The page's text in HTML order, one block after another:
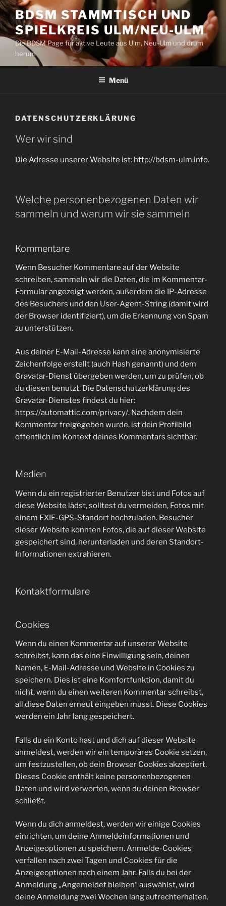
Zum
Inhalt
springen
BDSM STAMMTISCH UND
SPIELKREIS ULM/NEU-ULM
Die BDSM Page für aktive Leute aus Ulm, Neu-Ulm und drum
herum
Menü
DATENSCHUTZERKLÄRUNG
Wer wir sind
Die Adresse unserer Website ist: http://bdsm-ulm.info.
Welche personenbezogenen Daten wir
sammeln und warum wir sie sammeln
Kommentare
Wenn Besucher Kommentare auf der Website
schreiben, sammeln wir die Daten, die im Kommentar-
Formular angezeigt werden, außerdem die IP-Adresse
des Besuchers und den User-Agent-String (damit wird
der Browser identifiziert), um die Erkennung von Spam
zu unterstützen.
Aus deiner E-Mail-Adresse kann eine anonymisierte
Zeichenfolge erstellt (auch Hash genannt) und dem
Gravatar-Dienst übergeben werden, um zu prüfen, ob
du diesen benutzt. Die Datenschutzerklärung des
Gravatar-Dienstes findest du hier:
https://automattic.com/privacy/. Nachdem dein
Kommentar freigegeben wurde, ist dein Profilbild
öffentlich im Kontext deines Kommentars sichtbar.
Medien
Wenn du ein registrierter Benutzer bist und Fotos auf
diese Website lädst, solltest du vermeiden, Fotos mit
einem EXIF-GPS-Standort hochzuladen. Besucher
dieser Website könnten Fotos, die auf dieser Website
gespeichert sind, herunterladen und deren Standort-
Informationen extrahieren.
Kontaktformulare
Cookies
Wenn du einen Kommentar auf unserer Website
schreibst, kann das eine Einwilligung sein, deinen
Namen, E-Mail-Adresse und Website in Cookies zu
speichern. Dies ist eine Komfortfunktion, damit du
nicht, wenn du einen weiteren Kommentar schreibst,
all diese Daten erneut eingeben musst. Diese Cookies
werden ein Jahr lang gespeichert.
Falls du ein Konto hast und dich auf dieser Website
anmeldest, werden wir ein temporäres Cookie setzen,
um festzustellen, ob dein Browser Cookies akzeptiert.
Dieses Cookie enthält keine personenbezogenen
Daten und wird verworfen, wenn du deinen Browser
schließt.
Wenn du dich anmeldest, werden wir einige Cookies
einrichten, um deine Anmeldeinformationen und
Anzeigeoptionen zu speichern. Anmelde-Cookies
verfallen nach zwei Tagen und Cookies für die
Anzeigeoptionen nach einem Jahr. Falls du bei der
Anmeldung „Angemeldet bleiben“ auswählst, wird
deine Anmeldung zwei Wochen lang aufrechterhalten.